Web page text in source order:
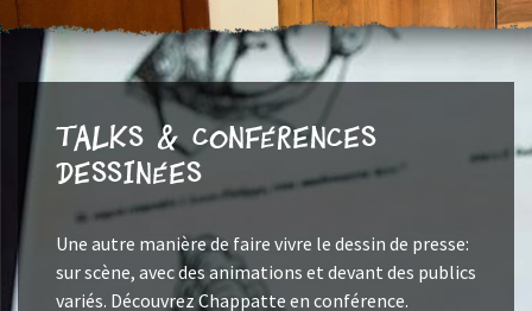
Talks & Conférences
dessinées
Une autre manière de faire vivre le dessin de presse:
sur scène, avec des animations et devant des publics
variés. Découvrez Chappatte en conférence.